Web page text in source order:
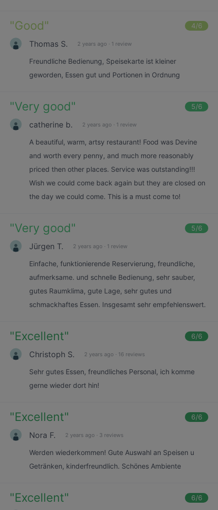
"Good" 4/6
Thomas S. 2 years ago · 1 review
Freundliche Bedienung, Speisekarte ist kleiner
geworden, Essen gut und Portionen in Ordnung
"Very good" 5/6
catherine b. 2 years ago · 1 review
A beautiful, warm, artsy restaurant! Food was Devine
and worth every penny, and much more reasonably
priced then other places. Service was outstanding!!!
Wish we could come back again but they are closed on
the day we could come. This is a must come to!
"Very good" 5/6
Jürgen T. 2 years ago · 1 review
Einfache, funktionierende Reservierung, freundliche,
aufmerksame. und schnelle Bedienung, sehr sauber,
gutes Raumklima, gute Lage, sehr gutes und
schmackhaftes Essen. Insgesamt sehr empfehlenswert.
"Excellent" 6/6
Christoph S. 2 years ago · 16 reviews
Sehr gutes Essen, freundliches Personal, ich komme
gerne wieder dort hin!
"Excellent" 6/6
Nora F. 2 years ago · 3 reviews
Werden wiederkommen! Gute Auswahl an Speisen u
Getränken, kinderfreundlich. Schönes Ambiente
"Excellent" 6/6